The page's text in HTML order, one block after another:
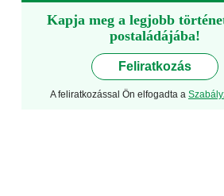
Kapja meg a legjobb
postaládájába!
Feliratkozás
A feliratkozással Ön elfogadta a